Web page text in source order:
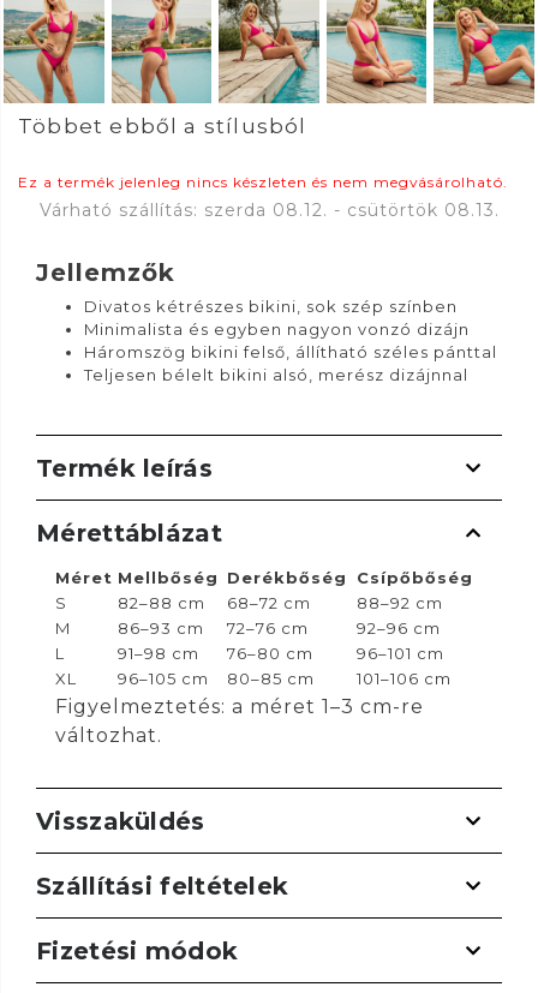
Többet ebből a stílusból
Ez a termék jelenleg nincs készleten és nem megvásárolható.
Várható szállítás: szerda 08.12. - csütörtök 08.13.
Jellemzők
Divatos kétrészes bikini, sok szép színben
Minimalista és egyben nagyon vonzó dizájn
Háromszög bikini felső, állítható széles pánttal
Teljesen bélelt bikini alsó, merész dizájnnal
Termék leírás
Mérettáblázat
Méret Mellbőség Derékbőség
Csípőbőség
S
82–88 cm 68–72 cm
88–92 cm
M
86–93 cm 72–76 cm
92–96 cm
L
91–98 cm 76–80 cm
96–101 cm
XL
96–105 cm 80–85 cm 101–106 cm
Figyelmeztetés: a méret 1–3 cm-re
változhat.
Visszaküldés
Szállítási feltételek
Fizetési módok